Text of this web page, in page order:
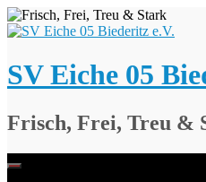
Springe
zum
SV Eiche 05
Frisch, Frei, Treu &